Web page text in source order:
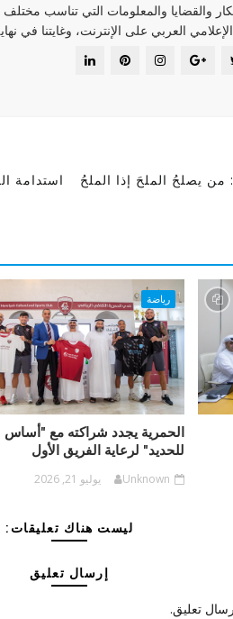
والقضايا والمعلومات التي تناسب
العربي على الإنترنت، وغايتنا في
من يصلحُ الملحَ إذا الملحُ
استدامة
رياضة
الحمرية يجدد شراكته مع "أساس
للحديد" لرعاية الفريق الأول
Unknown يوليو 21, 2026
ليست هناك تعليقات:
إرسال تعليق
تعليق.